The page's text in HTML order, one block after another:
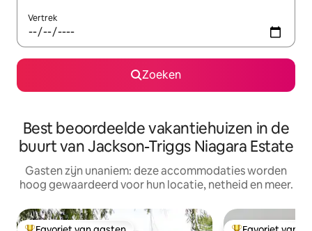
Vertrek
Zoeken
Best beoordeelde vakantiehuizen in de
buurt van Jackson-Triggs Niagara Estate
Gasten zijn unaniem: deze accommodaties worden
hoog gewaardeerd voor hun locatie, netheid en meer.